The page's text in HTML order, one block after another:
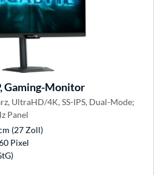
Gaming-Monitor
UltraHD/4K, SS-IPS, Dual-Mode;
Panel
(27 Zoll)
Pixel